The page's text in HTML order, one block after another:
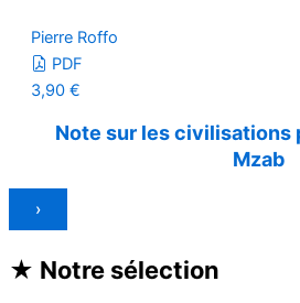
Pierre Roffo
PDF
3,90 €
Note sur les civilisations
Mzab
›
★ Notre sélection